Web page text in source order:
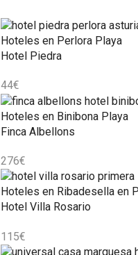
Hoteles en Perlora Playa
Hotel Piedra
44€
Hoteles en Binibona Playa
Finca Albellons
276€
Hoteles en Ribadesella en
Hotel Villa Rosario
115€